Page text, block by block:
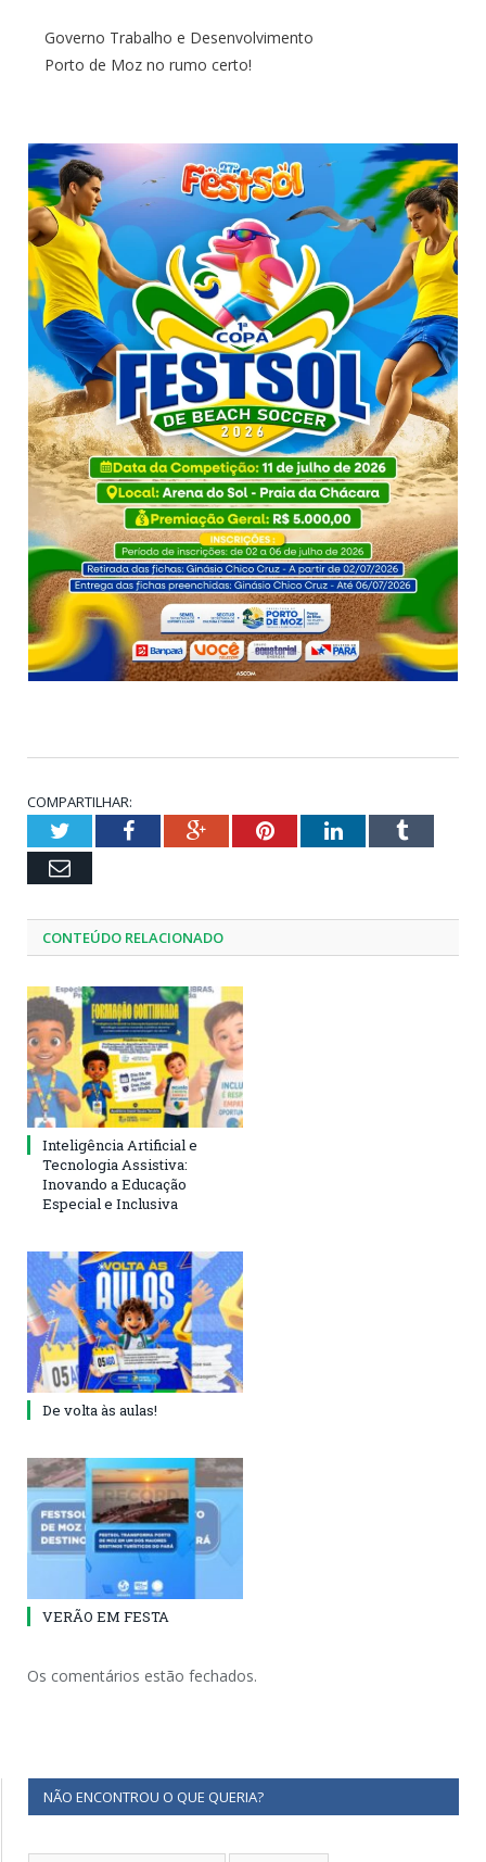
Governo Trabalho e Desenvolvimento
Porto de Moz no rumo certo!
COMPARTILHAR:
TwitterFacebookGoogle+PinterestLinkedInTumblr
Email
CONTEÚDO RELACIONADO
Inteligência Artificial e
Tecnologia Assistiva:
Inovando a Educação
Especial e Inclusiva
De volta às aulas!
VERÃO EM FESTA
Os comentários estão fechados.
NÃO ENCONTROU O QUE QUERIA?